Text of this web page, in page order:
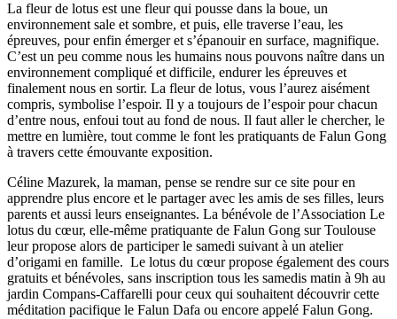
La fleur de lotus est une fleur qui pousse dans la boue, un
environnement sale et sombre, et puis, elle traverse l’eau, les
épreuves, pour enfin émerger et s’épanouir en surface, magnifique.
C’est un peu comme nous les humains nous pouvons naître dans un
environnement compliqué et difficile, endurer les épreuves et
finalement nous en sortir. La fleur de lotus, vous l’aurez aisément
compris, symbolise l’espoir. Il y a toujours de l’espoir pour chacun
d’entre nous, enfoui tout au fond de nous. Il faut aller le chercher, le
mettre en lumière, tout comme le font les pratiquants de Falun Gong
à travers cette émouvante exposition.
Céline Mazurek, la maman, pense se rendre sur ce site pour en
apprendre plus encore et le partager avec les amis de ses filles, leurs
parents et aussi leurs enseignantes. La bénévole de l’Association Le
lotus du cœur, elle-même pratiquante de Falun Gong sur Toulouse
leur propose alors de participer le samedi suivant à un atelier
d’origami en famille. Le lotus du cœur propose également des cours
gratuits et bénévoles, sans inscription tous les samedis matin à 9h au
jardin Compans-Caffarelli pour ceux qui souhaitent découvrir cette
méditation pacifique le Falun Dafa ou encore appelé Falun Gong.